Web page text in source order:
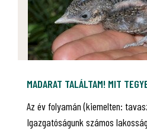
MADARAT TALÁLTAM! MIT
Az év folyamán (kiemelten:
Igazgatóságunk számos